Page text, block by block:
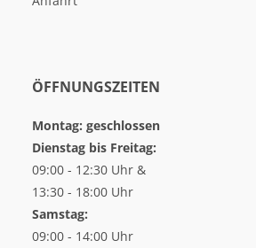
ÖFFNUNGSZEITEN
Montag: geschlossen
Dienstag bis Freitag:
09:00 - 12:30 Uhr &
13:30 - 18:00 Uhr
Samstag:
09:00 - 14:00 Uhr